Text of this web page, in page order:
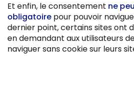
Et enfin, le consentement ne
obligatoire pour pouvoir
dernier point, certains sites ont
en demandant aux utilisateurs
naviguer sans cookie sur leurs